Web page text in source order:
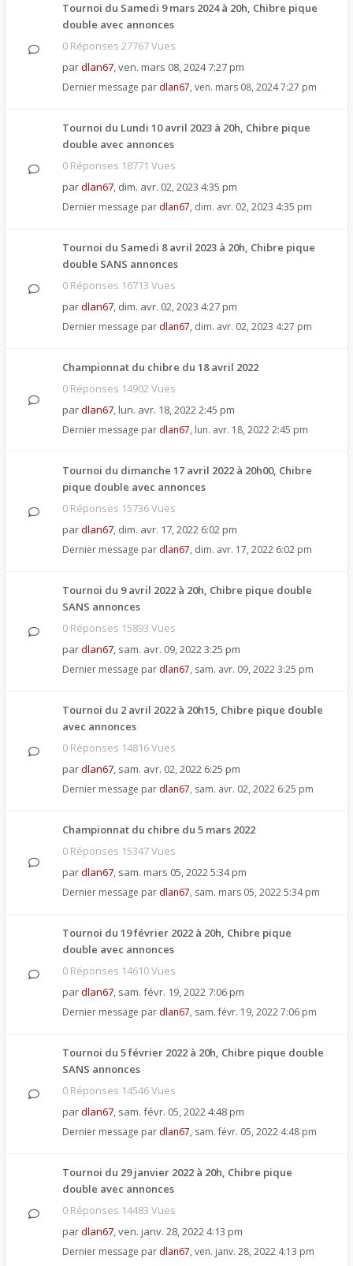
Tournoi du Samedi 9 mars 2024 à 20h, Chibre pique
double avec annonces
0 Réponses 27767 Vues
pardlan67,ven. mars 08, 2024 7:27 pm
Dernier message par dlan67, ven. mars 08, 2024 7:27 pm
Tournoi du Lundi 10 avril 2023 à 20h, Chibre pique
double avec annonces
0 Réponses 18771 Vues
pardlan67, dim. avr. 02, 2023 4:35 pm
Dernier message par dlan67, dim. avr. 02, 2023 4:35 pm
Tournoi du Samedi 8 avril 2023 à 20h, Chibre pique
double SANS annonces
0 Réponses 16713 Vues
pardlan67, dim. avr. 02, 2023 4:27 pm
Dernier message par dlan67, dim. avr. 02, 2023 4:27 pm
Championnat du chibre du 18 avril 2022
0 Réponses 14902 Vues
pardlan67, lun. avr. 18, 2022 2:45 pm
Dernier message par dlan67, lun. avr. 18, 2022 2:45 pm
Tournoi du dimanche 17 avril 2022 à 20h00, Chibre
pique double avec annonces
0 Réponses 15736 Vues
pardlan67, dim. avr. 17, 2022 6:02 pm
Dernier message par dlan67, dim. avr. 17, 2022 6:02 pm
Tournoi du 9 avril 2022 à 20h, Chibre pique double
SANS annonces
0 Réponses 15893 Vues
pardlan67, sam. avr. 09, 2022 3:25 pm
Dernier message par dlan67, sam. avr. 09, 2022 3:25 pm
Tournoi du 2 avril 2022 à 20h15, Chibre pique double
avec annonces
0 Réponses 14816 Vues
pardlan67, sam. avr. 02, 2022 6:25 pm
Dernier message par dlan67, sam. avr. 02, 2022 6:25 pm
Championnat du chibre du 5 mars 2022
0 Réponses 15347 Vues
pardlan67, sam. mars 05, 2022 5:34 pm
Dernier message par dlan67, sam. mars 05, 2022 5:34 pm
Tournoi du 19 février 2022 à 20h, Chibre pique
double avec annonces
0 Réponses 14610 Vues
pardlan67, sam. févr. 19, 2022 7:06 pm
Dernier message par dlan67, sam. févr. 19, 2022 7:06 pm
Tournoi du 5 février 2022 à 20h, Chibre pique double
SANS annonces
0 Réponses 14546 Vues
pardlan67, sam. févr. 05, 2022 4:48 pm
Dernier message par dlan67, sam. févr. 05, 2022 4:48 pm
Tournoi du 29 janvier 2022 à 20h, Chibre pique
double avec annonces
0 Réponses 14483 Vues
pardlan67,ven. janv. 28, 2022 4:13 pm
Dernier message par dlan67, ven. janv. 28, 2022 4:13 pm